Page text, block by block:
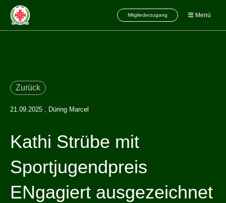
Mitgliederzugang Menü
Zurück
21.09.2025 , Düring Marcel
Kathi Strübe mit
Sportjugendpreis
ENgagiert ausgezeichnet